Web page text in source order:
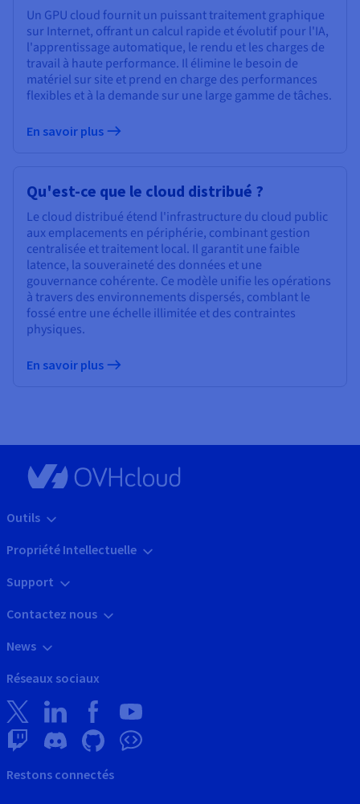
Un GPU cloud fournit un puissant traitement graphique
sur Internet, offrant un calcul rapide et évolutif pour l'IA,
l'apprentissage automatique, le rendu et les charges de
travail à haute performance. Il élimine le besoin de
matériel sur site et prend en charge des performances
flexibles et à la demande sur une large gamme de tâches.
En savoir plus
Qu'est-ce que le cloud distribué ?
Le cloud distribué étend l'infrastructure du cloud public
aux emplacements en périphérie, combinant gestion
centralisée et traitement local. Il garantit une faible
latence, la souveraineté des données et une
gouvernance cohérente. Ce modèle unifie les opérations
à travers des environnements dispersés, comblant le
fossé entre une échelle illimitée et des contraintes
physiques.
En savoir plus
Outils
Propriété Intellectuelle
Support
Contactez nous
News
Réseaux sociaux
Restons connectés